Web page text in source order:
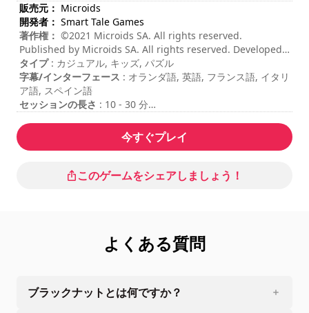
販売元： Microids
開発者： Smart Tale Games
著作権： ©2021 Microids SA. All rights reserved.
Published by Microids SA. All rights reserved. Developed
by Smart Tale Games SAS.
タイプ: カジュアル, キッズ, パズル
字幕/インターフェース : オランダ語, 英語, フランス語, イタリ
ア語, スペイン語
セッションの長さ : 10 - 30 分
マルチプレイヤーモード: ローカル, コンペティション, プレイ
ヤー2～4名
今すぐプレイ
このゲームをシェアしましょう！
よくある質問
ブラックナットとは何ですか？